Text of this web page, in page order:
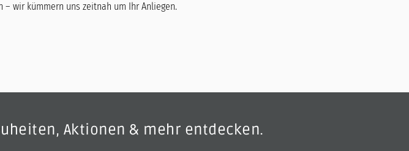
– wir kümmern uns zeitnah um Ihr Anliegen.
Aktionen & mehr entdecken.